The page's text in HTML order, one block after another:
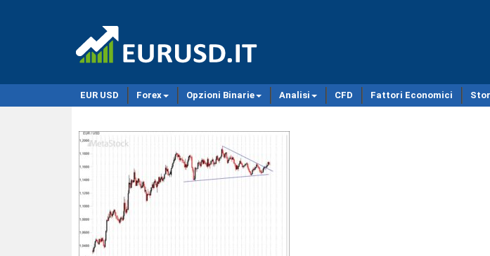
EUR USD Forex Opzioni Binarie Analisi CFD Fattori Economici